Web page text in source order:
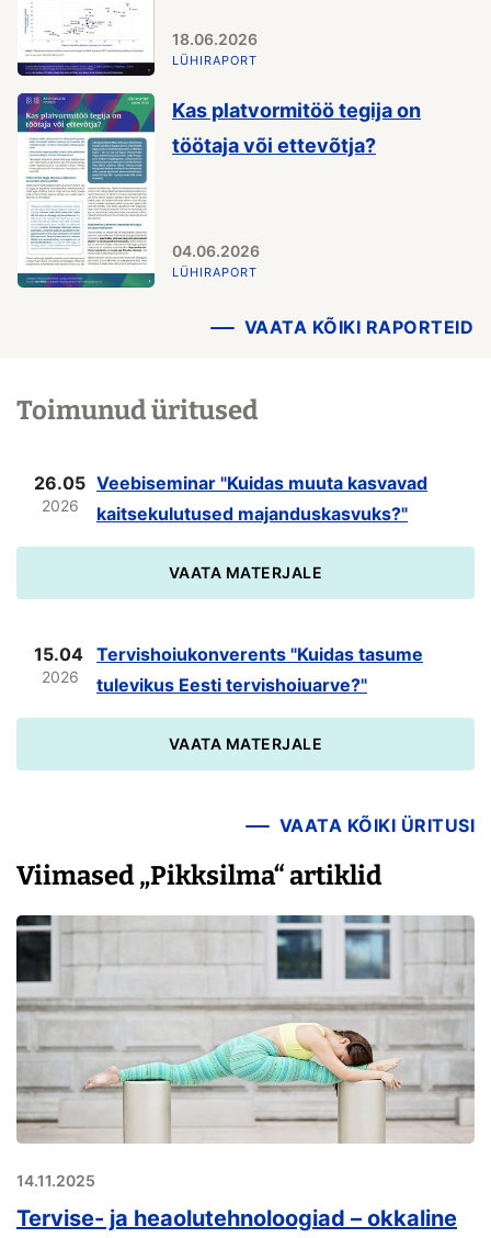
18.06.2026
LÜHIRAPORT
Kas platvormitöö tegija on
töötaja või ettevõtja?
04.06.2026
LÜHIRAPORT
VAATA KÕIKI RAPORTEID
Toimunud üritused
26.05
2026
Veebiseminar "Kuidas muuta kasvavad
kaitsekulutused majanduskasvuks?"
VAATA MATERJALE
15.04
2026
Tervishoiukonverents "Kuidas tasume
tulevikus Eesti tervishoiuarve?"
VAATA MATERJALE
VAATA KÕIKI ÜRITUSI
Viimased „Pikksilma“ artiklid
14.11.2025
Tervise- ja heaolutehnoloogiad – okkaline